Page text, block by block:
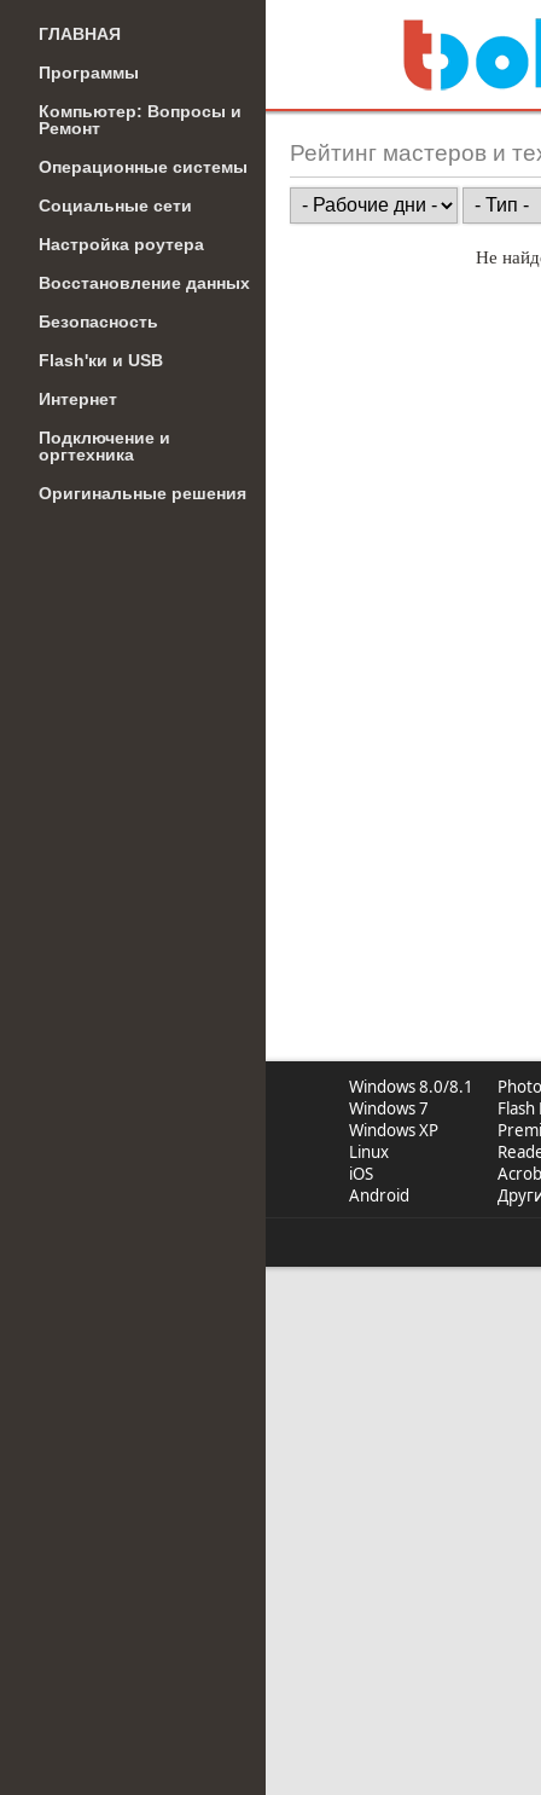
ГЛАВНАЯ
Программы
Компьютер: Вопросы и
Ремонт
Операционные системы
Социальные сети
Настройка роутера
Восстановление данных
Безопасность
Flash'ки и USB
Интернет
Подключение и
оргтехника
Оригинальные решения
Рейтинг мастеров и
Не
Windows 8.0/8.1
Windows 7
Windows XP
Linux
iOS
Android